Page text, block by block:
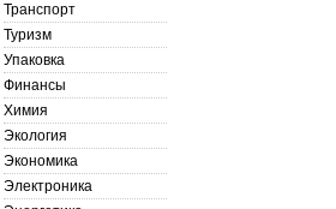
Транспорт
Туризм
Упаковка
Финансы
Химия
Экология
Экономика
Электроника